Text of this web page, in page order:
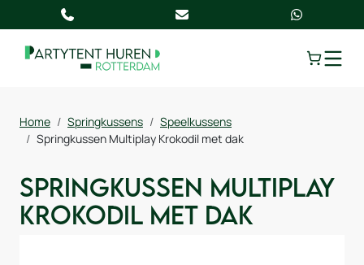
Home Springkussens
Speelkussens
Springkussen Multiplay Krokodil met dak
Springkussen Multiplay
Krokodil met dak